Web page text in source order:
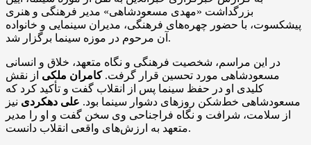
بزرگداشت «مهدی مسعودشاهی» مدیر فرهنگی و هنری
پیشکسوت، با حضور چهره‌های فرهنگی، مدیران سینمایی و خانواده
آن مرحوم در موزه سینما برگزار شد.
در این مراسم، شخصیت فرهنگی و نگاه متعهد، خلاق و انسانی
مسعودشاهی مورد تحسین قرار گرفت.کامران ملکی از نقش
کلیدی او در حفظ سینما پس از انقلاب گفت و تأکید کرد که
مسعودشاهی خط‌شکن روزهای دشوار سینما بود. علی دهکردی نیز
از سلامت، شرافت و نگاه فراجناحی وی سخن گفت و او را مدیر
متعهد به ارزش‌های واقعی انقلاب دانست.